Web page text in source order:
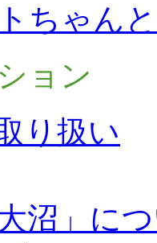
ちゃん
ョン
り扱い
沼」に